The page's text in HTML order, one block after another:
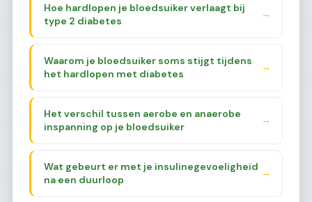
Hoe hardlopen je bloedsuiker verlaagt bij
type 2 diabetes
→
Waarom je bloedsuiker soms stijgt tijdens
het hardlopen met diabetes
→
Het verschil tussen aerobe en anaerobe
inspanning op je bloedsuiker
→
Wat gebeurt er met je insulinegevoeligheid
na een duurloop
→